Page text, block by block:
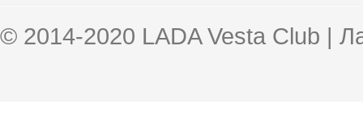
© 2014-2020 LADA Vesta Club |